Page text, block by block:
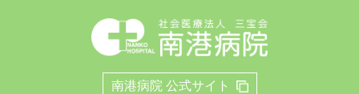
南港病院 公式サイト